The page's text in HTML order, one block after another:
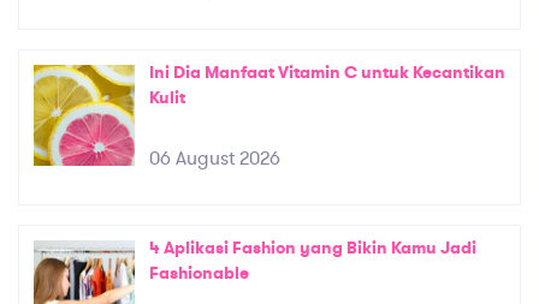
Ini Dia Manfaat Vitamin C untuk Kecantikan
Kulit
06 August 2026
4 Aplikasi Fashion yang Bikin Kamu Jadi
Fashionable